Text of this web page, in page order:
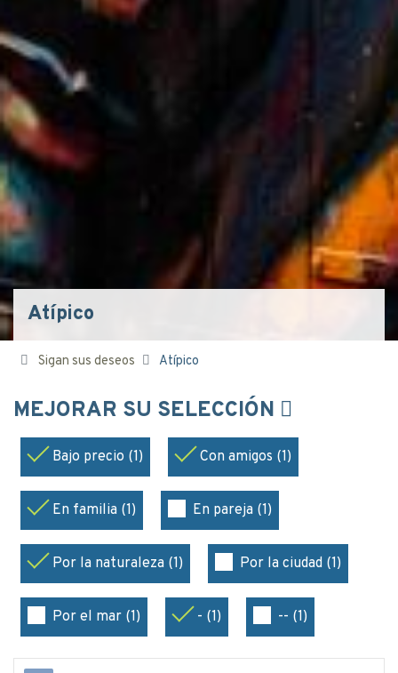
Atípico
Sigan sus deseos Atípico
MEJORAR SU SELECCIÓN
Bajo precio (1) Con amigos (1)
En familia (1) En pareja (1)
Por la naturaleza (1) Por la ciudad (1)
Por el mar (1) - (1) -- (1)